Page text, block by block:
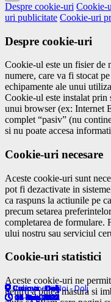
Craiova - Dolj
19-Apr-2022
Craiova - Dolj
19-Apr-2022
Craiova - Dolj
13-Apr-2022
Craiova - Dolj
13-Apr-2022
Ciupercenii Noi - Dolj
07-Apr-2022
Craiova - Dolj
18-Mar-2022
Craiova - Dolj
16-Mar-2022
Craiova - Dolj
10-Mar-2022
Craiova - Dolj
08-Mar-2022
Craiova - Dolj
03-Mar-2022
Craiova - Dolj
22-Feb-2022
Craiova - Dolj
22-Feb-2022
Craiova - Dolj
21-Feb-2022
Craiova - Dolj
16-Feb-2022
Craiova - Dolj
14-Feb-2022
Craiova - Dolj
11-Feb-2022
Velești - Dolj
10-Feb-2022
Craiova - Dolj
08-Dec-2021
Craiova - Dolj
03-Dec-2021
Craiova - Dolj
30-Nov-2021
Craiova - Dolj
22-Nov-2021
Craiova - Dolj
17-Nov-2021
Craiova - Dolj
17-Nov-2021
Craiova - Dolj
11-Nov-2021
Craiova - Dolj
09-Nov-2021
Craiova - Dolj
02-Nov-2021
Craiova - Dolj
12-Oct-2021
Craiova - Dolj
04-Oct-2021
Craiova - Dolj
27-Sep-2021
Craiova - Dolj
24-Sep-2021
Craiova - Dolj
20-Sep-2021
Craiova - Dolj
09-Sep-2021
Craiova - Dolj
12-Jul-2021
Craiova - Dolj
12-Jul-2021
Craiova - Dolj
14-Apr-2022
Craiova - Dolj
22-Mar-2022
Craiova - Dolj
01-Mar-2022
Craiova - Dolj
03-Feb-2022
Craiova - Dolj
17-Aug-2021
Craiova - Dolj
23-Jun-2021
Craiova - Dolj
25-Feb-2022
Despre cookie-uri Cookie-
uri publicitate Cookie-uri
Despre cookie-uri
Cookie-ul este un fisier de
numere, care va fi stocat
echipamente ale unui
Cookie-ul este instalat prin
unui browser (ex: Internet
complet “pasiv” (nu
si nu poate accesa
Cookie-uri necesare
Aceste cookie-uri sunt
pot fi dezactivate in
ca raspuns la actiunile pe
precum setarea
completarea de formulare.
ului nostru sau serviciul
Cookie-uri statistici
Aceste cookie-uri ne
pentru a putea masura si